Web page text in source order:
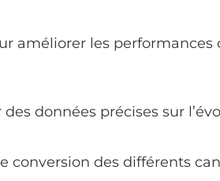
améliorer les performances
données précises sur
conversion des différents